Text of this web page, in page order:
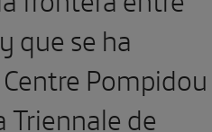
que se ha
Pompidou
Triennale de